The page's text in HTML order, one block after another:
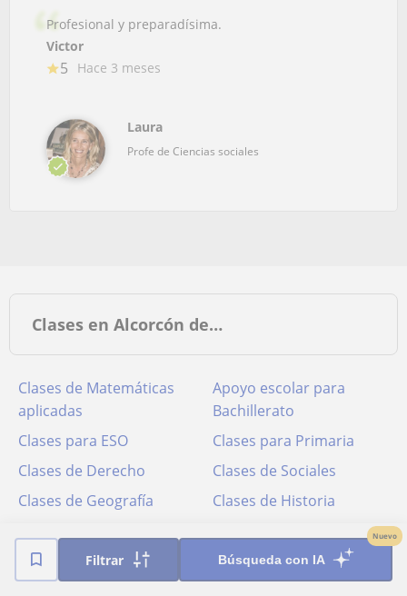
Filtrar Búsqueda con IA
Nuevo
Profesional y preparadísima.
Victor
5 Hace 3 meses
Laura
Profe de Ciencias sociales
Clases en Alcorcón de…
Clases de Matemáticas
aplicadas
Apoyo escolar para
Bachillerato
Clases para ESO
Clases para Primaria
Clases de Derecho
Clases de Sociales
Clases de Geografía
Clases de Historia
Poblaciones cercanas a Alcorcón